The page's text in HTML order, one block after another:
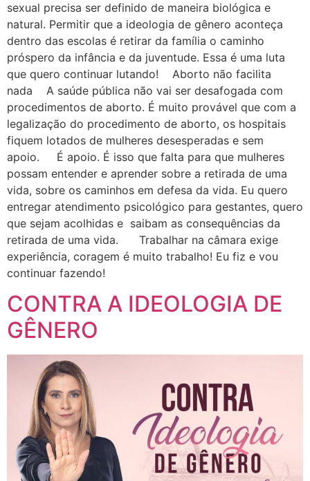
sexual precisa ser definido de maneira biológica e
natural. Permitir que a ideologia de gênero aconteça
dentro das escolas é retirar da família o caminho
próspero da infância e da juventude. Essa é uma luta
que quero continuar lutando! Aborto não facilita
nada A saúde pública não vai ser desafogada com
procedimentos de aborto. É muito provável que com a
legalização do procedimento de aborto, os hospitais
fiquem lotados de mulheres desesperadas e sem
apoio. É apoio. É isso que falta para que mulheres
possam entender e aprender sobre a retirada de uma
vida, sobre os caminhos em defesa da vida. Eu quero
entregar atendimento psicológico para gestantes, quero
que sejam acolhidas e saibam as consequências da
retirada de uma vida. Trabalhar na câmara exige
experiência, coragem é muito trabalho! Eu fiz e vou
continuar fazendo!
CONTRA A IDEOLOGIA DE
GÊNERO